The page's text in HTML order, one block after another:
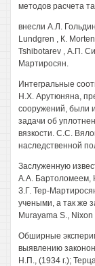
методов расчета
внесли А.Л.
Lundgren , К.
Tshibotarev , А.П.
Мартиросян.
Интегральные
Н.Х. Арутюняна,
сооружений, были
задачи об
вязкости. С.С.
наследственной
Заслуженную
A.A. Бартоломеем,
З.Г. Тер-
учеными, а так же
Murayama S., Nixon
Обширные
выявлению
Н.П., (1934 г.);